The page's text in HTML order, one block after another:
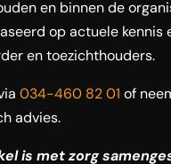
en binnen de
op actuele kennis
en toezichthouders.
034-460 82 01 of
advies.
is met zorg